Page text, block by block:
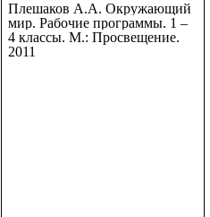
Плешаков А.А. Окружающий
мир. Рабочие программы. 1 –
4 классы. М.: Просвещение.
2011